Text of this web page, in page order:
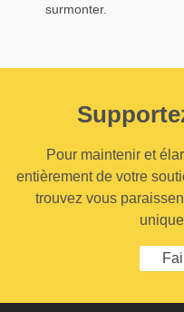
surmonter.
Pour maintenir et
entièrement de votre
trouvez vous